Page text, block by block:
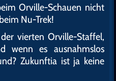
Orville-Schauen nicht
Nu-Trek!
vierten Orville-Staffel,
wenn es ausnahmslos
Zukunftia ist ja keine